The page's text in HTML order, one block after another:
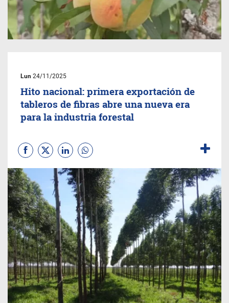
Lun 24/11/2025
Hito nacional: primera exportación de
tableros de fibras abre una nueva era
para la industria forestal